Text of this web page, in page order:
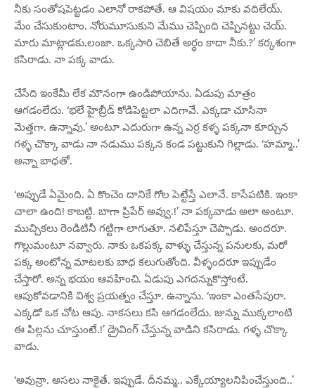
నీకు సంతోషపెట్టడం ఎలానో రాకపోతే. ఆ విషయం మాకు వదిలేయ్.
మేం చేసుకుంటాం. నోరుమూసుకుని మేము చెప్పింది చెప్పినట్టు చెయ్.
మారు మాట్లాడకు.లంజా. ఒక్కసారి చెబితే అర్ధం కాదా నీకు.?’ కర్కశంగా
కసిరాడు. నా పక్క వాడు.
చేసేది ఇంకేమీ లేక మౌనంగా ఉండిపోయాను. ఏడుపు మాత్రం
ఆగడంలేదు. ‘భలే హైబ్రీడ్ కోడిపెట్టలా ఎదిగావే. ఎక్కడా చూసినా
మెత్తగా. ఉన్నావు.’ అంటూ ఎదురుగా ఉన్న ఎర్ర కళ్ళ పక్కనా కూర్చున
గళ్ళ చొక్కా వాడు నా నడుము పక్కన కండ పట్టుకుని గిల్లాడు. ‘హమ్మా..’
అన్నా బాధతో.
‘అప్పుడే ఏమైంది. ఏ కొంచెం దానికే గోల పెట్టేస్తే ఎలానే. కాసేపటికి. ఇంకా
చాలా ఉంది! కాబట్టి. బాగా ప్రిపేర్ అవ్వు.!’ నా పక్కవాడు అలా అంటూ.
ముచ్చికలు రెండిటినీ గట్టిగా లాగుతూ. నలిపేస్తూ చెప్పాడు. అందరూ.
గొల్లుమంటూ నవ్వారు. నాకు ఒకపక్క వాళ్ళు చేస్తున్న పనులకు, మరో
పక్క అంటోన్న మాటలకు బాధ కలుగుతోంది. వీళ్ళందరూ ఇప్పుడేం
చేస్తారో. అన్న భయం ఆవహించి. ఏడుపు ఎగదన్నుకొస్తోంటే.
ఆపుకోవడానికి విశ్వ ప్రయత్నం చేస్తూ. ఉన్నాను. ‘ఇంకా ఎంతసేపురా.
ఎక్కడో ఒక చోట ఆపు. నాకసలు కసి ఆగడంలేదు. జున్ను ముక్కలాంటి
ఈ పిల్లను చూస్తుంటే.!’ డ్రైవింగ్ చేస్తున్న వాడిని కసిరాడు. గళ్ళ చొక్కా
వాడు.
‘అవున్రా. అసలు నాకైతే. ఇప్పుడే. దీనమ్మ.. ఎక్కేయ్యాలనిపించేస్తుంది..’